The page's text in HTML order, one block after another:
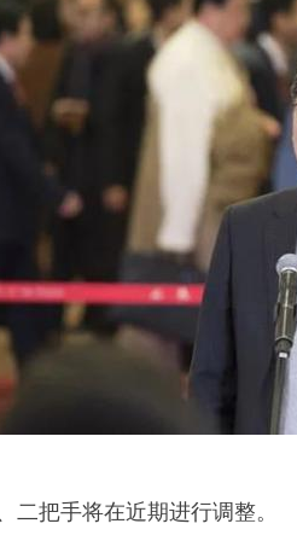
二把手将在近期进行调整。